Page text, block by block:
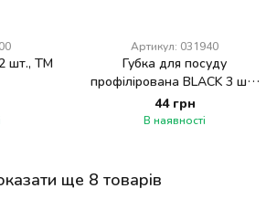
шт., ТМ
Артикул: 031940
Губка для посуду
профілірована BLACK 3 шт.,
ТМ York
44 грн
В наявності
ще 8 товарів